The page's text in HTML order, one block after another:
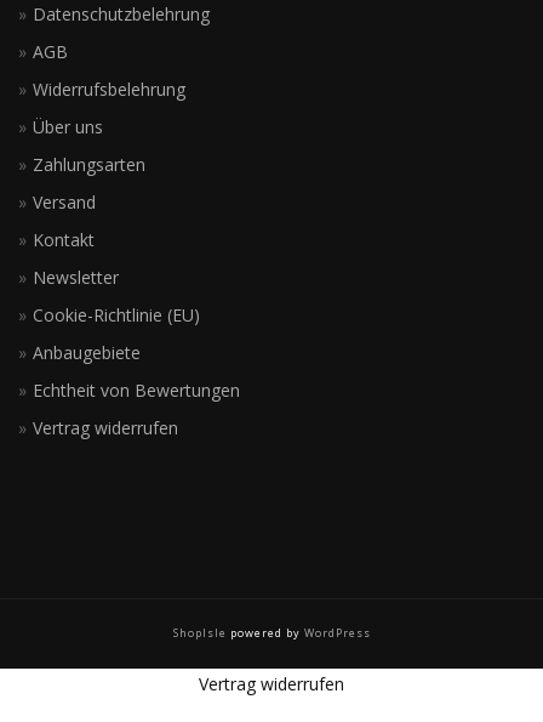
Datenschutzbelehrung
AGB
Widerrufsbelehrung
Über uns
Zahlungsarten
Versand
Kontakt
Newsletter
Cookie-Richtlinie (EU)
Anbaugebiete
Echtheit von Bewertungen
Vertrag widerrufen
ShopIsle powered by WordPress
Vertrag widerrufen